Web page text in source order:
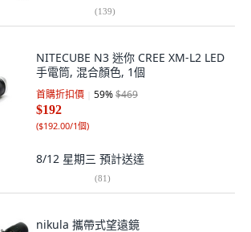
(139)
NITECUBE N3 迷你 CREE XM-L2 LED
手電筒, 混合顏色, 1個
首購折扣價 59%$469
$192
($192.00/1個)
8/12 星期三 預計送達
(81)
nikula 攜帶式望遠鏡